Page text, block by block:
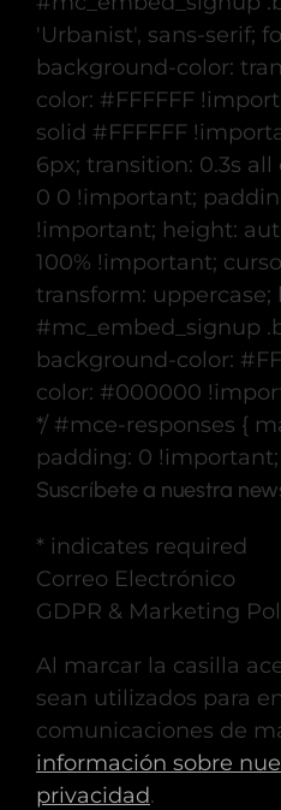
'Urbanist', sans-serif;
background-color:
color: #FFFFFF
solid #FFFFFF
6px; transition: 0.3s all
0 0 !important;
!important; height:
100% !important;
transform: uppercase;
#mc_embed_signup
background-color:
color: #000000
*/ #mce-responses {
padding: 0 !important;
Suscríbete a nuestra
* indicates required
Correo Electrónico
GDPR & Marketing
Al marcar la casilla
sean utilizados para
comunicaciones de
información sobre
privacidad.